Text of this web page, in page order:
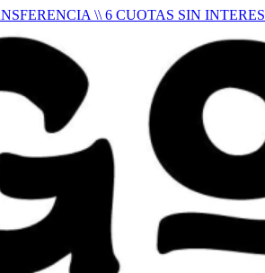
\\ 6 CUOTAS SIN INTERES